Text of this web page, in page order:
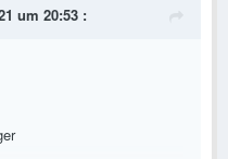
um 20:53 :